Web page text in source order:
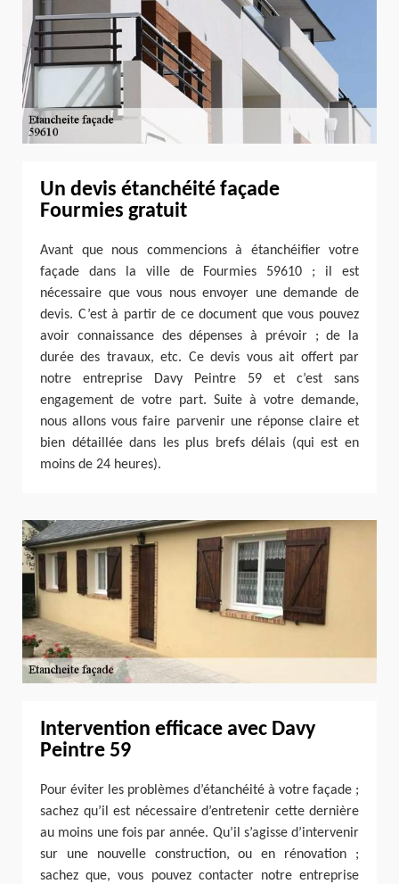
Un devis étanchéité façade
Fourmies gratuit
Avant que nous commencions à étanchéifier votre
façade dans la ville de Fourmies 59610 ; il est
nécessaire que vous nous envoyer une demande de
devis. C’est à partir de ce document que vous pouvez
avoir connaissance des dépenses à prévoir ; de la
durée des travaux, etc. Ce devis vous ait offert par
notre entreprise Davy Peintre 59 et c’est sans
engagement de votre part. Suite à votre demande,
nous allons vous faire parvenir une réponse claire et
bien détaillée dans les plus brefs délais (qui est en
moins de 24 heures).
Intervention efficace avec Davy
Peintre 59
Pour éviter les problèmes d’étanchéité à votre façade ;
sachez qu’il est nécessaire d’entretenir cette dernière
au moins une fois par année. Qu’il s’agisse d’intervenir
sur une nouvelle construction, ou en rénovation ;
sachez que, vous pouvez contacter notre entreprise